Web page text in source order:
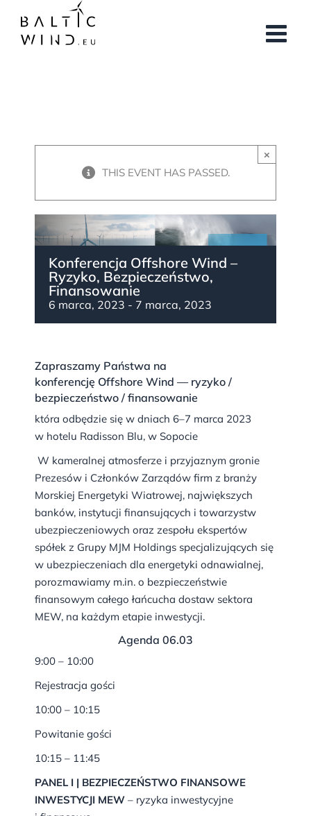
zawartości
×
THIS EVENT HAS PASSED.
Konferencja Offshore Wind –
Ryzyko, Bezpieczeństwo,
Finansowanie
6 marca, 2023 - 7 marca, 2023
Zapraszamy Państwa na
konferencję Offshore Wind — ryzyko /
bezpieczeństwo / finansowanie
która odbędzie się w dniach 6–7 marca 2023
w hotelu Radisson Blu, w Sopocie
W kameralnej atmosferze i przyjaznym gronie
Prezesów i Członków Zarządów firm z branży
Morskiej Energetyki Wiatrowej, największych
banków, instytucji finansujących i towarzystw
ubezpieczeniowych oraz zespołu ekspertów
spółek z Grupy MJM Holdings specjalizujących się
w ubezpieczeniach dla energetyki odnawialnej,
porozmawiamy m.in. o bezpieczeństwie
finansowym całego łańcucha dostaw sektora
MEW, na każdym etapie inwestycji.
Agenda 06.03
9:00 – 10:00
Rejestracja gości
10:00 – 10:15
Powitanie gości
10:15 – 11:45
PANEL I | BEZPIECZEŃSTWO FINANSOWE
INWESTYCJI MEW – ryzyka inwestycyjne